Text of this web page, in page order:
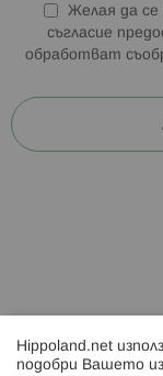
Желая да се
съгласие
обработват
Hippoland.net
подобри Вашето